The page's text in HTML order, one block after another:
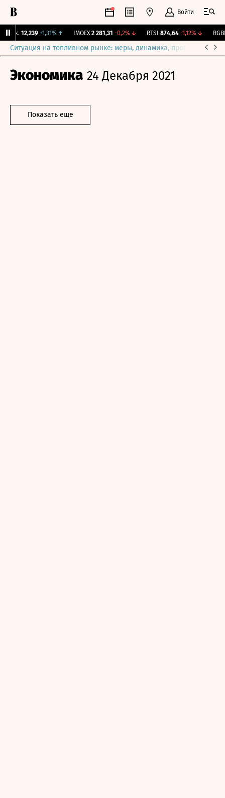
Войти
12,239 +1,31% ↑ IMOEX 2 281,31 -0,2%↓ RTSI 874,64 -1,12%↓ RGBI
Ситуация на топливном рынке: меры, динамика, прогнозы
Экономика 24 Декабря 2021
Показать еще